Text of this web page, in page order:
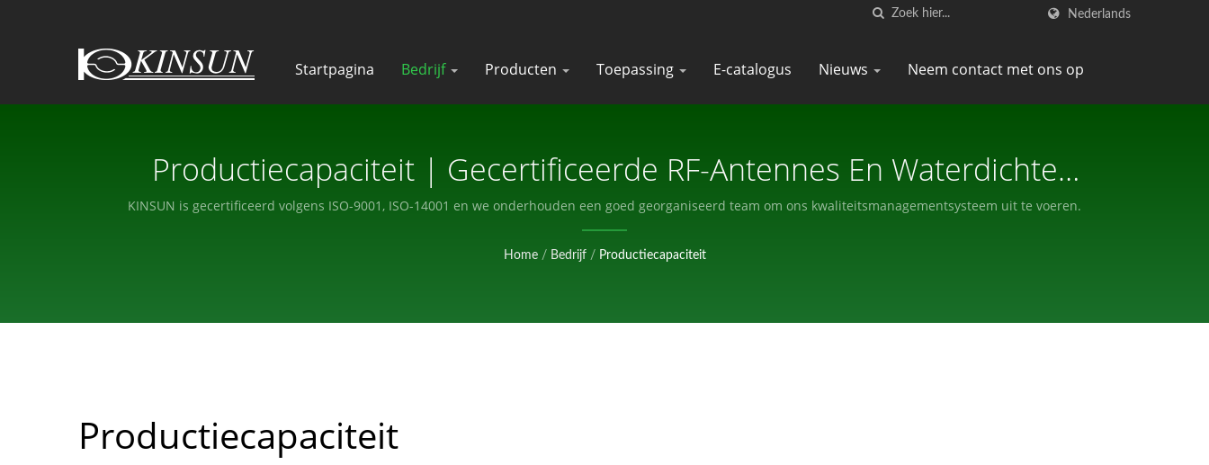
Nederlands
Startpagina Bedrijf Producten Toepassing E-catalogus Nieuws Neem contact met ons op
Productiecapaciteit | Gecertificeerde RF-Antennes En Waterdichte
Connectoren Fabrikant | KINSUN
KINSUN is gecertificeerd volgens ISO-9001, ISO-14001 en we onderhouden een goed georganiseerd team om ons kwaliteitsmanagementsysteem uit te voeren.
Home / Bedrijf / Productiecapaciteit
Productiecapaciteit